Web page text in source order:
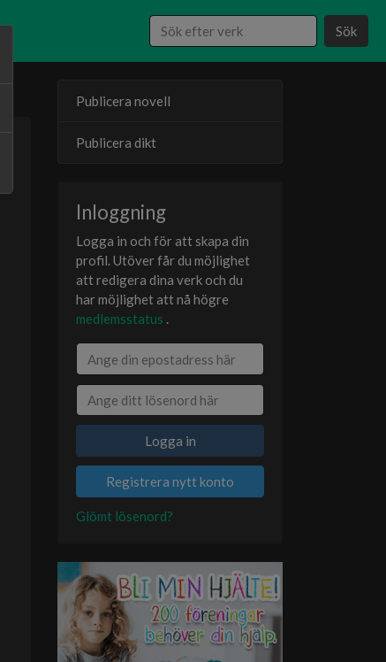
Sök
Publicera novell
Publicera dikt
Inloggning
Logga in och för att skapa din
profil. Utöver får du möjlighet
att redigera dina verk och du
har möjlighet att nå högre
medlemsstatus .
Logga in
Registrera nytt konto
Glömt lösenord?